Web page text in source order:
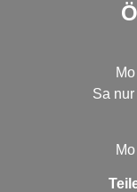
Sa